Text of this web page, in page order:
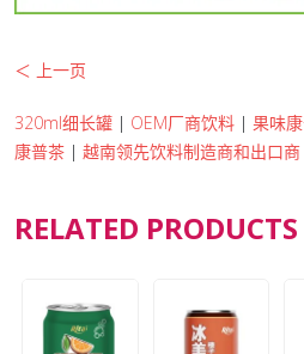
＜ 上一页
320ml细长罐 | OEM厂商饮料 | 果味
康普茶 | 越南领先饮料制造商和出口商
RELATED PRODUCTS